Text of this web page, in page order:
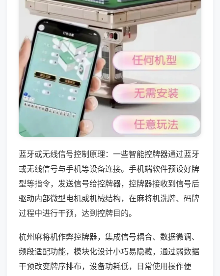
蓝牙或无线信号控制原理：一些智能控牌器通过蓝牙
或无线信号与手机等设备连接。手机端软件预设好牌
型等指令，发送信号给控牌器，控牌器接收到信号后
驱动内部微型电机或机械结构，在麻将机洗牌、码牌
过程中进行干预，达到控牌目的。
杭州麻将机作弊控牌器，集成信号耦合、数据微调、
频段适配功能，模块化设计小巧易隐藏，通过弱数据
干预改变牌序排布，设备功耗低，日常使用操作便